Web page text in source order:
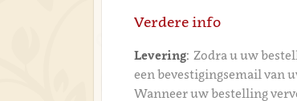
Verdere info
Levering: Zodra u uw
een bevestigingsemail van
Wanneer uw bestelling